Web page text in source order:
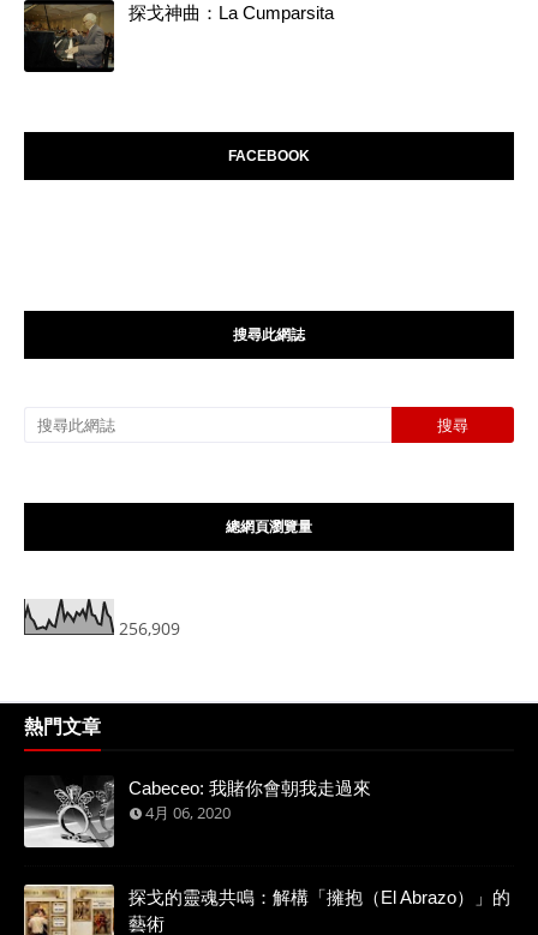
探戈神曲：La Cumparsita
FACEBOOK
搜尋此網誌
總網頁瀏覽量
256,909
熱門文章
Cabeceo: 我賭你會朝我走過來
4月 06, 2020
探戈的靈魂共鳴：解構「擁抱（El Abrazo）」的
藝術